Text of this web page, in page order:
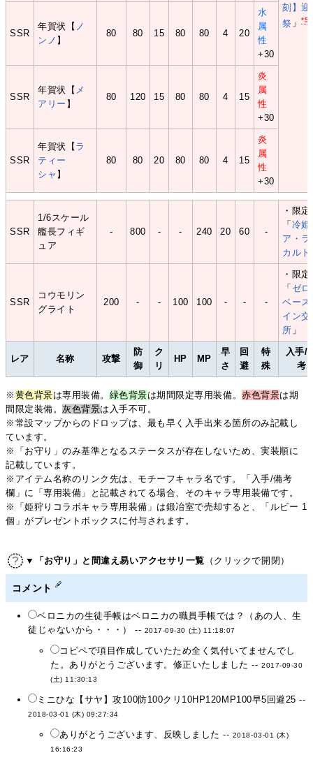
レア 名称 攻撃
防
御
ク
リ
HP MP
早
さ
回
避
特
殊
入手/
考
刻】迎
祭 」*5
SSR
年賀状【 ノ
ンノ 】
80 80 15 80 80 4 20
水
属
性
+30
SSR
年賀状【 メ
アリー 】
80 120 15 80 80 4 15
炎
属
性
+30
SSR
年賀状【 ラ
ティー
シャ 】
80 80 20 80 80 4 15
炎
属
性
+30
SSR
1/6スケール
艦長フィギ
ュア
- 800 - - 240 20 60 -
・限定
「 冷姫
ア・ラ
カルト
SSR
コウモリン
グライト
200 - - 100 100 - - -
・限定
「 ゼロ
ベース
イン交
所 」
※ 黄色背景は専用装備。 緑色背景は期間限定専用装備。赤色背景は期
間限定装備。灰色背景は入手不可。
※常設マップからのドロップは、最も早く入手出来る箇所のみ記載し
ています。
※「お守り」のみ基準となるステータスが存在しないため、実装順に
記載しています。
※アイテム名称のリンク先は、モチーフキャラ名です。「入手/備考
欄」に「専用装備」と記載されてる場合、そのキャラ専用装備です。
※「姫狩りコラボキャラ専用装備」は鍛冶室で売却すると、「ルビー 1
個」がプレゼントボックスに付与されます。
▼「お守り」と間違え易いアクセサリ一覧 （クリックで開閉）
コメント
ベロニカの生徒手帳はベロニカの職員手帳では？（あの人、生
徒じゃないから・・・） -- 2017-09-30 (土) 11:18:07
コピペで項目作成していたため全く気付いてませんでし
た。ありがとうございます。修正いたしました --2017-09-30
(土) 11:30:13
ミニひな【サヤ】攻100防100クリ10HP120MP100早5回避25 --
2018-03-01 (木) 09:27:34
ありがとうございます、反映しました -- 2018-03-01 (木)
16:16:23